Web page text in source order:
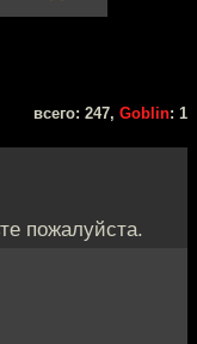
всего: 247, Goblin: 1
пожалуйста.